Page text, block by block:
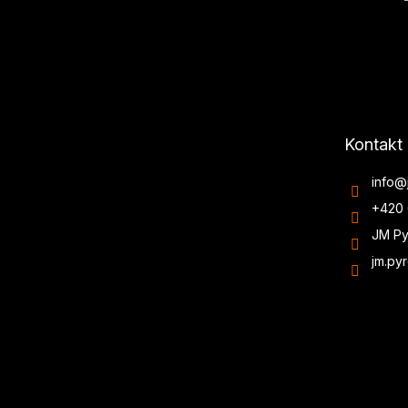
Kontakt
info@
+420
JM